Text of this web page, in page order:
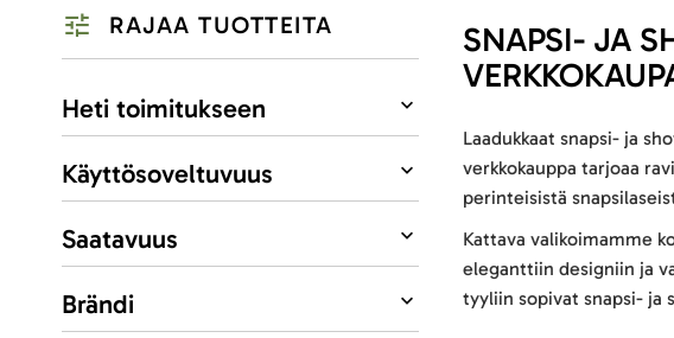
SNAPSI- JA
Laadukkaat snapsi- ja
verkkokauppa tarjoaa
perinteisistä
Kattava valikoimamme
eleganttiin designiin ja
tyyliin sopivat snapsi- ja
RAJAA TUOTTEITA
Listausvalinnat
Heti toimitukseen
Käyttösoveltuvuus
Saatavuus
Brändi